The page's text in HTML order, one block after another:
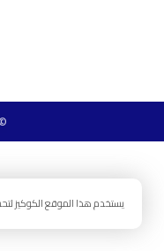
©
يستخدم هذا الموقع الكوكيز